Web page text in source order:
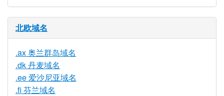
北欧域名
.ax 奥兰群岛域名
.dk 丹麦域名
.ee 爱沙尼亚域名
.fi 芬兰域名